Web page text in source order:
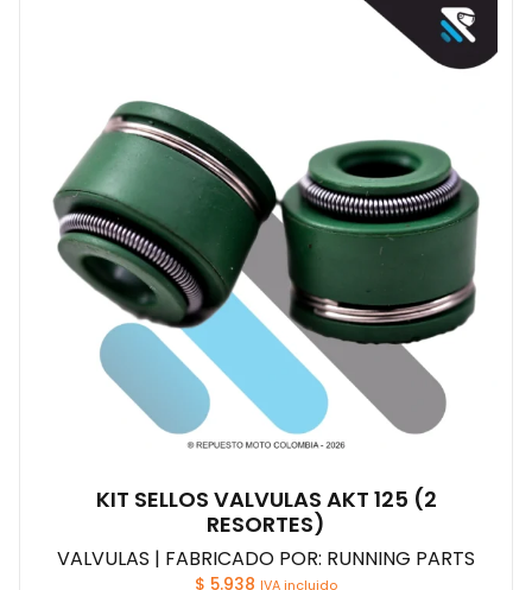
KIT SELLOS VALVULAS AKT 125 (2
RESORTES)
VALVULAS | FABRICADO POR: RUNNING PARTS
$ 5.938 IVA incluido